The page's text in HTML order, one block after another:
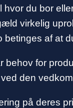
du bor
virkelig
betinges af
for
den
på deres